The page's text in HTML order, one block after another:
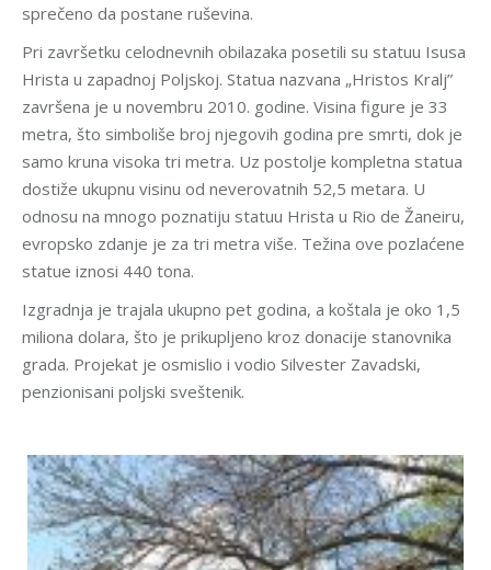
sprečeno da postane ruševina.
Pri završetku celodnevnih obilazaka posetili su statuu Isusa
Hrista u zapadnoj Poljskoj. Statua nazvana „Hristos Kralj”
završena je u novembru 2010. godine. Visina figure je 33
metra, što simboliše broj njegovih godina pre smrti, dok je
samo kruna visoka tri metra. Uz postolje kompletna statua
dostiže ukupnu visinu od neverovatnih 52,5 metara. U
odnosu na mnogo poznatiju statuu Hrista u Rio de Žaneiru,
evropsko zdanje je za tri metra više. Težina ove pozlaćene
statue iznosi 440 tona.
Izgradnja je trajala ukupno pet godina, a koštala je oko 1,5
miliona dolara, što je prikupljeno kroz donacije stanovnika
grada. Projekat je osmislio i vodio Silvester Zavadski,
penzionisani poljski sveštenik.